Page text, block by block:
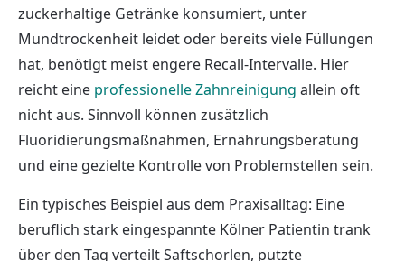
zuckerhaltige Getränke konsumiert, unter
Mundtrockenheit leidet oder bereits viele Füllungen
hat, benötigt meist engere Recall-Intervalle. Hier
reicht eine professionelle Zahnreinigung allein oft
nicht aus. Sinnvoll können zusätzlich
Fluoridierungsmaßnahmen, Ernährungsberatung
und eine gezielte Kontrolle von Problemstellen sein.
Ein typisches Beispiel aus dem Praxisalltag: Eine
beruflich stark eingespannte Kölner Patientin trank
über den Tag verteilt Saftschorlen, putzte